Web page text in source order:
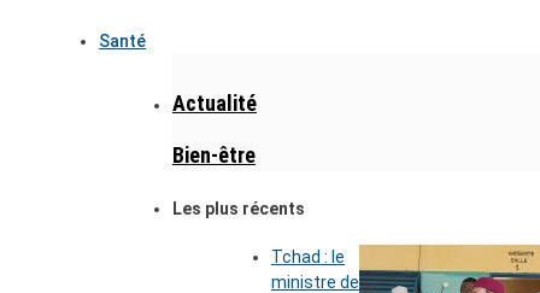
Santé
Actualité
Bien-être
Les plus récents
Tchad : le
ministre de